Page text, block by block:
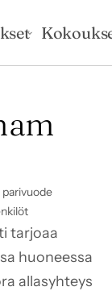
tarjoaa
huoneessa
allasyhteys